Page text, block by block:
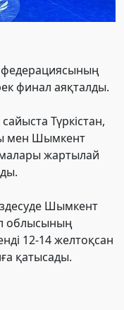
федерациясының
финал аяқталды.
Түркістан,
мен Шымкент
жартылай
Шымкент
облысының
12-14 желтоқсан
қатысады.